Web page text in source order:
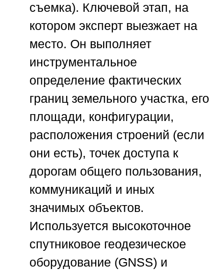
съемка). Ключевой этап, на
котором эксперт выезжает на
место. Он выполняет
инструментальное
определение фактических
границ земельного участка, его
площади, конфигурации,
расположения строений (если
они есть), точек доступа к
дорогам общего пользования,
коммуникаций и иных
значимых объектов.
Используется высокоточное
спутниковое геодезическое
оборудование (GNSS) и